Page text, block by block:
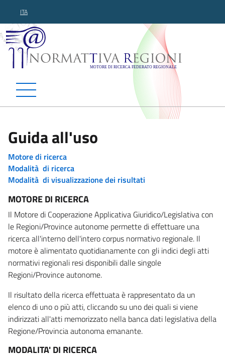
ITA
Normattiva Regioni -
Guida all'uso
Motore di ricerca
Modalità di ricerca
Modalità di visualizzazione dei risultati
MOTORE DI RICERCA
Il Motore di Cooperazione Applicativa Giuridico/Legislativa con
le Regioni/Province autonome permette di effettuare una
ricerca all'interno dell'intero corpus normativo regionale. Il
motore è alimentato quotidianamente con gli indici degli atti
normativi regionali resi disponibili dalle singole
Regioni/Province autonome.
Il risultato della ricerca effettuata è rappresentato da un
elenco di uno o più atti, cliccando su uno dei quali si viene
indirizzati all'atti memorizzato nella banca dati legislativa della
Regione/Provincia autonoma emanante.
MODALITA' DI RICERCA